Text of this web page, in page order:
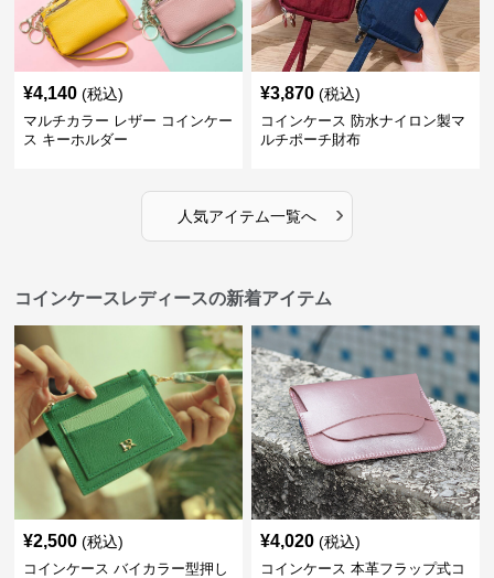
¥4,140 (税込)
マルチカラー レザー コインケー
ス キーホルダー
¥3,870 (税込)
コインケース 防水ナイロン製マ
ルチポーチ財布
人気アイテム一覧へ ›
コインケースレディースの新着アイテム
¥2,500 (税込)
コインケース バイカラー型押し
¥4,020 (税込)
コインケース 本革フラップ式コ